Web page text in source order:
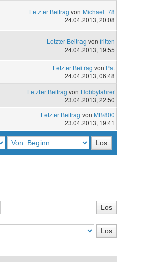
Letzter Beitrag von Michael_78
24.04.2013, 20:08
Letzter Beitrag von fritten
24.04.2013, 19:55
Letzter Beitrag von Pa.
24.04.2013, 06:48
Letzter Beitrag von Hobbyfahrer
23.04.2013, 22:50
Letzter Beitrag von MB/800
23.04.2013, 19:41